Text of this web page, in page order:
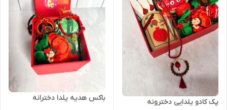
پک کادو یلدایی دخترونه باکس هدیه یلدا دخترانه